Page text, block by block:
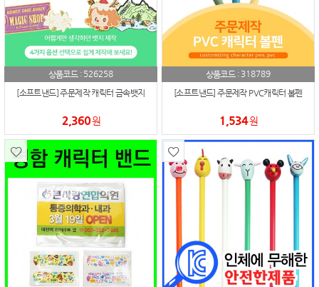
상품코드 : 526258
[소프트낸드] 주문제작 캐릭터 금속뱃지
2,360원
상품코드 : 318789
[소프트낸드] 주문제작 PVC캐릭터 볼펜
1,534원